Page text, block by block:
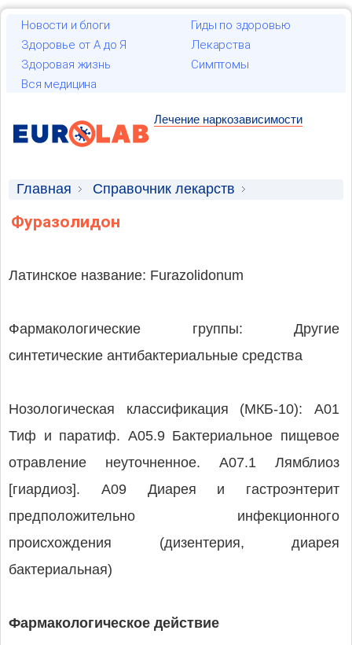
Новости и блоги
Гиды по здоровью
Здоровье от А до Я
Лекарства
Здоровая жизнь
Симптомы
Вся медицина
Лечение наркозависимости
Главная
Справочник лекарств
Лекарственные средства
Фуразолидон
Латинское название: Furazolidonum
Фармакологические группы: Другие
синтетические антибактериальные средства
Нозологическая классификация (МКБ-10): A01
Тиф и паратиф. A05.9 Бактериальное пищевое
отравление неуточненное. A07.1 Лямблиоз
[гиардиоз]. A09 Диарея и гастроэнтерит
предположительно инфекционного
происхождения (дизентерия, диарея
бактериальная)
Фармакологическое действие